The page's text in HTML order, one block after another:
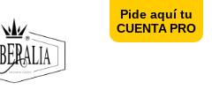
Pide aquí tu
CUENTA PRO